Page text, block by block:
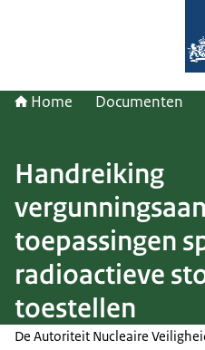
Home Documenten
Handreiking
toepassingen
radioactieve
toestellen
De Autoriteit Nucleaire